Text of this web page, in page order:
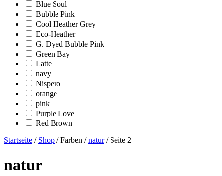
Blue Soul
Bubble Pink
Cool Heather Grey
Eco-Heather
G. Dyed Bubble Pink
Green Bay
Latte
navy
Nispero
orange
pink
Purple Love
Red Brown
Startseite / Shop / Farben /natur/ Seite 2
natur